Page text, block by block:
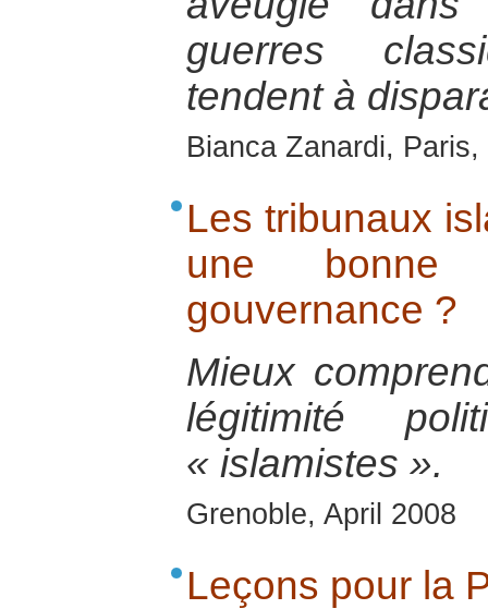
guerres
tendent à
Bianca Zanardi,
Les tribunaux
une
gouvernance ?
Mieux
légitimité
« islamistes ».
Grenoble, April 2008
Leçons pour la